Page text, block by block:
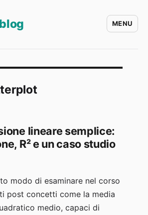
MENU
lineare semplice:
R² e un caso studio
modo di esaminare nel corso
post concetti come la media
medio, capaci di